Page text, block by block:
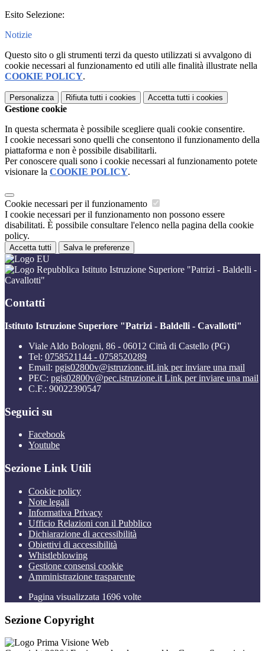
Esito Selezione:
Notizie
Questo sito o gli strumenti terzi da questo utilizzati si avvalgono di
cookie necessari al funzionamento ed utili alle finalità illustrate nella
COOKIE POLICY.
Personalizza Rifiuta tutti i cookies Accetta tutti i cookies
Gestione cookie
In questa schermata è possibile scegliere quali cookie consentire.
I cookie necessari sono quelli che consentono il funzionamento della
piattaforma e non è possibile disabilitarli.
Per conoscere quali sono i cookie necessari al funzionamento potete
visionare la COOKIE POLICY.
Cookie necessari per il funzionamento
I cookie necessari per il funzionamento non possono essere
disabilitati. È possibile consultare l'elenco nella pagina della cookie
policy.
Accetta tutti Salva le preferenze
Istituto Istruzione Superiore "Patrizi - Baldelli -
Cavallotti"
Contatti
Istituto Istruzione Superiore "Patrizi - Baldelli - Cavallotti"
Viale Aldo Bologni, 86 - 06012 Città di Castello (PG)
Tel: 0758521144 - 0758520289
Email: pgis02800v@istruzione.itLink per inviare una mail
PEC: pgis02800v@pec.istruzione.it Link per inviare una mail
C.F.: 90022390547
Seguici su
Facebook
Youtube
Sezione Link Utili
Cookie policy
Note legali
Informativa Privacy
Ufficio Relazioni con il Pubblico
Dichiarazione di accessibilità
Obiettivi di accessibilità
Whistleblowing
Gestione consensi cookie
Amministrazione trasparente
Pagina visualizzata 1696 volte
Sezione Copyright